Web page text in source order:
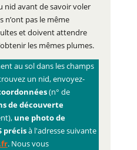
nid avant de savoir voler
n’ont pas le même
et doivent attendre
les mêmes plumes.
au sol dans les champs
un nid, envoyez-
(n° de
de découverte
une photo de
précisà l'adresse suivante
. Nous vous